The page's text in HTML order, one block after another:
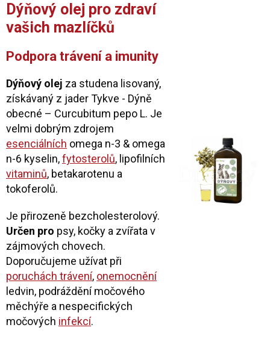
Dýňový olej pro zdraví
vašich mazlíčků
Podpora trávenía imunity
Dýňový olej za studena lisovaný,
získávaný z jader Tykve - Dýně
obecné – Curcubitum pepo L. Je
velmi dobrým zdrojem
esenciálních omega n-3 & omega
n-6 kyselin,fytosterolů, lipofilních
vitaminů, betakarotenu a
tokoferolů.
Je přirozeně bezcholesterolový.
Určen pro psy, kočky a zvířata v
zájmových chovech.
Doporučujeme užívat při
poruchách trávení, onemocnění
ledvin, podráždění močového
měchýře a nespecifických
močových infekcí.